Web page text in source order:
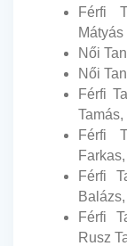
Férfi
Mátyás
Női
Női
Férfi
Férfi
Férfi
Férfi
Rusz